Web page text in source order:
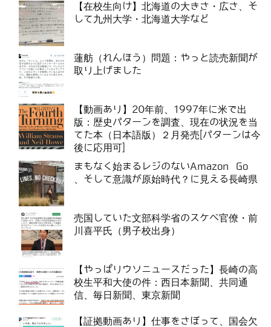
【在校生向け】北海道の大きさ・広さ、そ
して九州大学・北海道大学など
蓮舫（れんほう）問題：やっと読売新聞が
取り上げました
【動画あり】20年前、1997年に米で出
版：歴史パターンを調査、現在の状況を当
てた本（日本語版）２月発売[パターンは今
後に応用可]
まもなく始まるレジのないAmazon Go
、そして意識が原始時代？に見える長崎県
売国していた文部科学省のスケベ官僚・前
川喜平氏（男子校出身）
【やっぱりウソニュースだった】長崎の高
校生平和大使の件：西日本新聞、共同通
信、毎日新聞、東京新聞
【証拠動画あり】仕事をさぼって、国会欠